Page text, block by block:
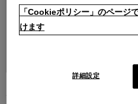
「Cookieポリシー」のページ
けます
詳細設定